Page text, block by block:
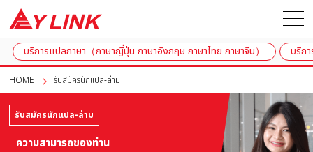
บริการแปลภาษา（ภาษาญี่ปุ่น ภาษาอังกฤษ ภาษาไทย ภาษาจีน） บริก
HOME รับสมัครนักแปล-ล่าม
รับสมัครนักแปล-ล่าม
ความสามารถของท่าน